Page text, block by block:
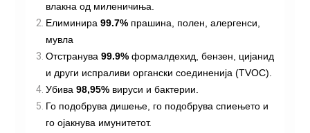
влакна од миленичиња.
Елиминира 99.7%прашина, полен, алергенси,
мувла
Отстранува 99.9%формалдехид, бензен, цијанид
и други испраливи органски соединенија (TVOC).
Убива 98,95%вируси и бактерии.
Го подобрува дишење, го подобрува спиењето и
го ојакнува имунитетот.